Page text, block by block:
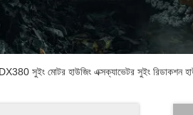
DX380 সুইং মোটর হাউজিং এক্সক্যাভেটর সুইং রিডাকশন